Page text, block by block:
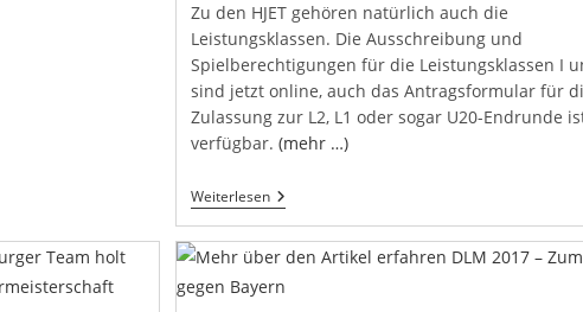
Zu den HJET gehören natürlich auch die
Leistungsklassen. Die Ausschreibung und
Spielberechtigungen für die Leistungsklassen I
sind jetzt online, auch das Antragsformular für
Zulassung zur L2, L1 oder sogar U20-Endrunde
verfügbar.(mehr …)
WeiterlesenLeistungsklassen
2018:
Und
Verfügbar